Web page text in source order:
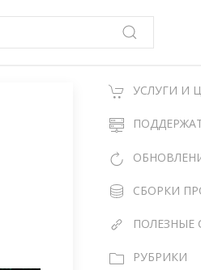
УСЛУГИ И
СБОРКИ
ПОЛЕЗНЫЕ
РУБРИКИ